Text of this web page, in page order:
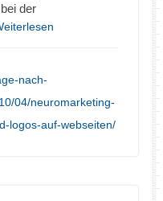
der
nach-
04/neuromarketing-
logos-auf-webseiten/